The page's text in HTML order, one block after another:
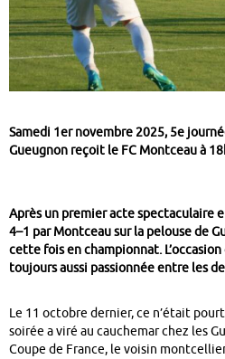
Samedi 1er novembre 2025, 5e
Gueugnon reçoit le FC Montceau à
Après un premier acte spectaculaire
4–1 par Montceau sur la pelouse de
cette fois en championnat.
toujours aussi passionnée entre les
Le 11 octobre dernier, ce n’était
soirée a viré au cauchemar chez les
Coupe de France, le voisin